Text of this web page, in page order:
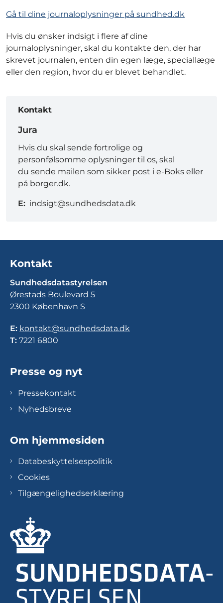
Gå til dine journaloplysninger på sundhed.dk
Hvis du ønsker indsigt i flere af dine
journaloplysninger, skal du kontakte den, der har
skrevet journalen, enten din egen læge, speciallæge
eller den region, hvor du er blevet behandlet.
Kontakt
Jura
Hvis du skal sende fortrolige og
personfølsomme oplysninger til os, skal
du sende mailen som sikker post i e-Boks eller
på borger.dk.
E: indsigt@sundhedsdata.dk
Kontakt
Sundhedsdatastyrelsen
Ørestads Boulevard 5
2300 København S
E: kontakt@sundhedsdata.dk
T: 7221 6800
Presse og nyt
Pressekontakt
Nyhedsbreve
Om hjemmesiden
Databeskyttelsespolitik
Cookies
Tilgængelighedserklæring